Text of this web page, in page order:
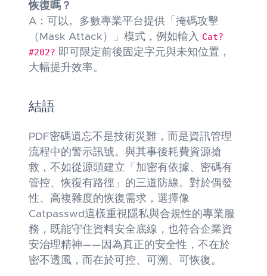
恢復嗎？
A：可以。多數專業平台提供「掩碼攻擊
（Mask Attack）」模式，例如輸入 Cat?
#202? 即可限定前後固定字元與未知位置，
大幅提升效率。
結語
PDF密碼遺忘不是技術災難，而是資訊管理
流程中的警示訊號。與其事後耗費資源搶
救，不如從源頭建立「加密有依據、密碼有
管控、恢復有路徑」的三道防線。對於偶發
性、高複雜度的恢復需求，選擇像
Catpasswd這樣重視隱私與合規性的專業服
務，既能守住資料安全底線，也符合企業資
安治理精神——因為真正的安全性，不在於
密不透風，而在於可控、可溯、可恢復。